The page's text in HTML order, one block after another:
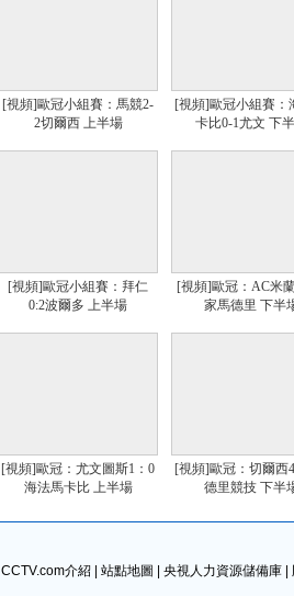
[視頻]歐冠小組賽：馬競2-
2切爾西 上半場
[視頻]歐冠小組賽：
卡比0-1尤文 下
[視頻]歐冠小組賽：拜仁
0:2波爾多 上半場
[視頻]歐冠：AC米
家馬德里 下半
[視頻]歐冠：尤文圖斯1：0
海法馬卡比 上半場
[視頻]歐冠：切爾西
德里競技 下半
CCTV.com介紹| 站點地圖 央視人力資源儲備庫|